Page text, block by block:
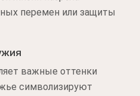
перемен или защиты
важные оттенки
символизируют